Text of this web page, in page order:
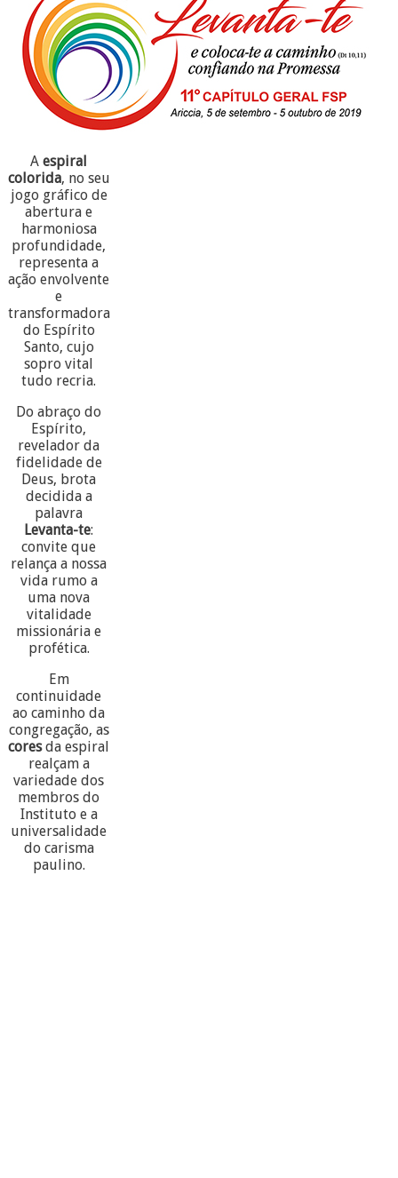
Aespiral
colorida, no seu
jogo gráfico de
abertura e
harmoniosa
profundidade,
representa a
ação envolvente
e
transformadora
do Espírito
Santo, cujo
sopro vital
tudo recria.
Do abraço do
Espírito,
revelador da
fidelidade de
Deus, brota
decidida a
palavra
Levanta-te:
convite que
relança a nossa
vida rumo a
uma nova
vitalidade
missionária e
profética.
Em
continuidade
ao caminho da
congregação, as
coresda espiral
realçam a
variedade dos
membros do
Instituto e a
universalidade
do carisma
paulino.